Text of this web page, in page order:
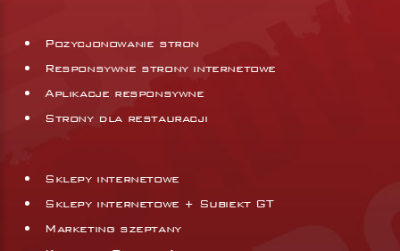
Pozycjonowanie stron
Responsywne strony internetowe
Aplikacje responsywne
Strony dla restauracji
Sklepy internetowe
Sklepy internetowe + Subiekt GT
Marketing szeptany